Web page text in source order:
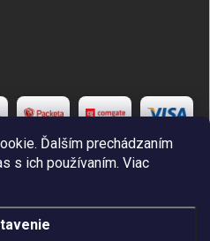
Ďalším prechádzaním
s ich používaním. Viac
cookies